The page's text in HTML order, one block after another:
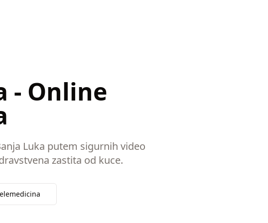
- Online
Luka putem sigurnih video
zastita od kuce.